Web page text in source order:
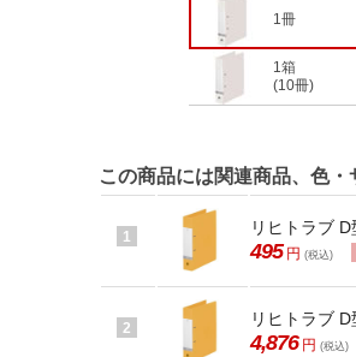
1冊
1箱
(10冊)
この商品には関連商品、色
1 リヒトラブ
495 円 (税込)
2 リヒトラブ
4,876 円 (税込)